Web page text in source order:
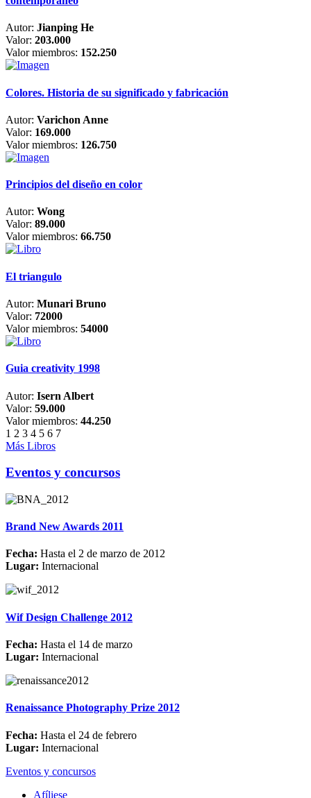
Autor: Jianping He
Valor: 203.000
Valor miembros: 152.250
Colores. Historia de su significado y fabricación
Autor: Varichon Anne
Valor: 169.000
Valor miembros: 126.750
Principios del diseño en color
Autor: Wong
Valor: 89.000
Valor miembros: 66.750
El triangulo
Autor: Munari Bruno
Valor: 72000
Valor miembros: 54000
Guia creativity 1998
Autor: Isern Albert
Valor: 59.000
Valor miembros: 44.250
1 2 3 4 5 6 7
Más Libros
Eventos y concursos
Brand New Awards 2011
Fecha: Hasta el 2 de marzo de 2012
Lugar: Internacional
Wif Design Challenge 2012
Fecha: Hasta el 14 de marzo
Lugar: Internacional
Renaissance Photography Prize 2012
Fecha: Hasta el 24 de febrero
Lugar: Internacional
Eventos y concursos
Afíliese